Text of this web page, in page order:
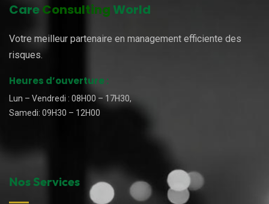
CareConsultingWorld
Votre meilleur partenaire en management efficiente des
risques.
Heures d’ouverture :
Lun – Vendredi : 08H00 – 17H30,
Samedi: 09H30 – 12H00
Nos Services